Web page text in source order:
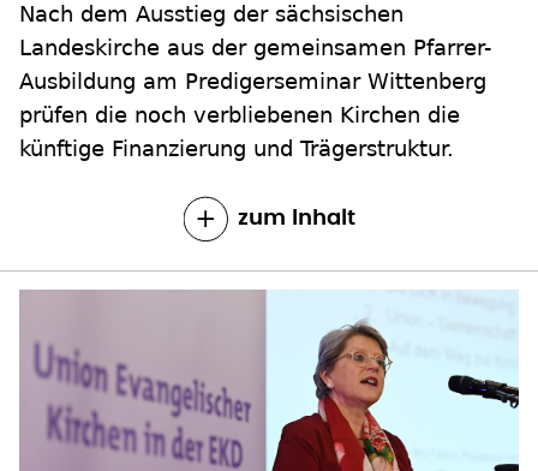
Nach dem Ausstieg der sächsischen
Landeskirche aus der gemeinsamen Pfarrer-
Ausbildung am Predigerseminar Wittenberg
prüfen die noch verbliebenen Kirchen die
künftige Finanzierung und Trägerstruktur.
zum Inhalt